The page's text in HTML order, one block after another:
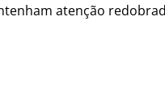
atenção